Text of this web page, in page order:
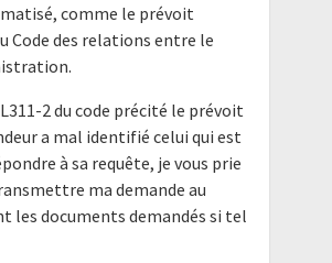
comme le prévoit
Code des relations entre le
2 du code précité le prévoit
a mal identifié celui qui est
à sa requête, je vous prie
ma demande au
les documents demandés si tel